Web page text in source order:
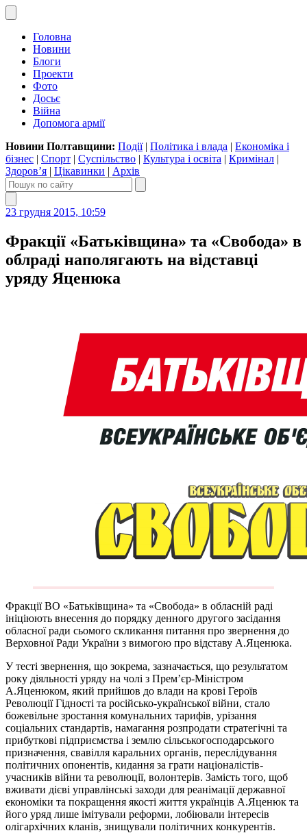
Головна
Новини
Блоги
Проекти
Фото
Досьє
Війна
Допомога армії
Новини Полтавщини: Події| Політика і влада | Економіка і
бізнес | Спорт | Суспільство | Культура і освіта | Кримінал |
Здоров’я | Цікавинки | Архів
23 грудня 2015, 10:59
Фракції «Батьківщина» та «Свобода» в
облраді наполягають на відставці
уряду Яценюка
Фракції ВО «Батьківщина» та «Свобода» в обласній раді
ініціюють внесення до порядку денного другого засідання
обласної ради сьомого скликання питання про звернення до
Верховної Ради України з вимогою про відставу А.Яценюка.
У тесті звернення, що зокрема, зазначається, що результатом
року діяльності уряду на чолі з Прем’єр-Міністром
А.Яценюком, який прийшов до влади на крові Героїв
Революції Гідності та російсько-української війни, стало
божевільне зростання комунальних тарифів, урізання
соціальних стандартів, намагання розпродати стратегічні та
прибуткові підприємства і землю сільськогосподарського
призначення, свавілля каральних органів, переслідування
політичних опонентів, кидання за грати націоналістів-
учасників війни та революції, волонтерів. Замість того, щоб
вживати дієві управлінські заходи для реанімації державної
економіки та покращення якості життя українців А.Яценюк та
його уряд лише імітували реформи, лобіювали інтересів
олігархічних кланів, знищували політичних конкурентів.